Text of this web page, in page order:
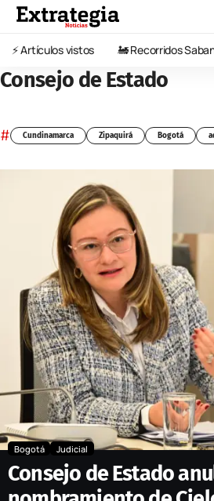
⚡️ Artículos vistos 🚂 Recorridos
Consejo de Estado
# Cundinamarca Zipaquirá Bogotá
Bogotá Judicial
Consejo de Estado